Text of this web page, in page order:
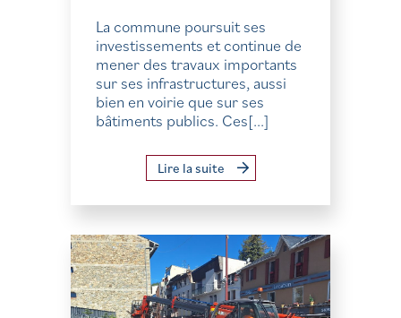
La commune poursuit ses
investissements et continue de
mener des travaux importants
sur ses infrastructures, aussi
bien en voirie que sur ses
bâtiments publics. Ces[...]
Lire la suite